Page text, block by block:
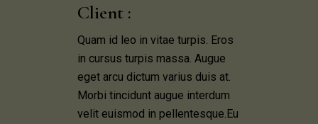
Client :
Quam id leo in vitae turpis. Eros
in cursus turpis massa. Augue
eget arcu dictum varius duis at.
Morbi tincidunt augue interdum
velit euismod in pellentesque.Eu